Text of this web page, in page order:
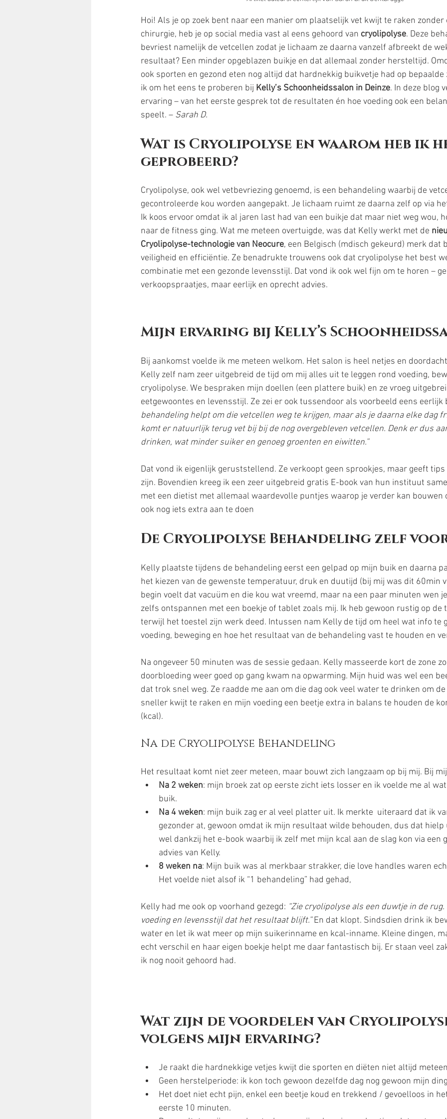
Hoi! Als je op zoek bent naar een manier om plaatselijk vet kwijt te raken
chirurgie, heb je op social media vast al eens gehoord van cryolipolyse. Deze
bevriest namelijk de vetcellen zodat je lichaam ze daarna vanzelf afbreekt de
resultaat? Een minder opgeblazen buikje en dat allemaal zonder hersteltijd.
ook sporten en gezond eten nog altijd dat hardnekkig buikvetje had op
ik om het eens te proberen bij Kelly’s Schoonheidssalon in Deinze. In deze blog
ervaring – van het eerste gesprek tot de resultaten én hoe voeding ook een
speelt. – Sarah D.
Wat is Cryolipolyse en waarom heb ik
geprobeerd?
Cryolipolyse, ook wel vetbevriezing genoemd, is een behandeling waarbij de
gecontroleerde kou worden aangepakt. Je lichaam ruimt ze daarna zelf op via
Ik koos ervoor omdat ik al jaren last had van een buikje dat maar niet weg wou,
naar de fitness ging. Wat me meteen overtuigde, was dat Kelly werkt met de
Cryolipolyse-technologie van Neocure, een Belgisch (mdisch gekeurd) merk dat
veiligheid en efficiëntie. Ze benadrukte trouwens ook dat cryolipolyse het best
combinatie met een gezonde levensstijl. Dat vond ik ook wel fijn om te horen –
verkoopspraatjes, maar eerlijk en oprecht advies.
Mijn ervaring bij Kelly’s
Bij aankomst voelde ik me meteen welkom. Het salon is heel netjes en
Kelly zelf nam zeer uitgebreid de tijd om mij alles uit te leggen rond voeding,
cryolipolyse. We bespraken mijn doellen (een plattere buik) en ze vroeg
eetgewoontes en levensstijl. Ze zei er ook tussendoor als voorbeeld eens eerlijk
behandeling helpt om die vetcellen weg te krijgen, maar als je daarna elke dag
komt er natuurlijk terug vet bij bij de nog overgebleven vetcellen. Denk er dus
drinken, wat minder suiker en genoeg groenten en eiwitten.”
Dat vond ik eigenlijk geruststellend. Ze verkoopt geen sprookjes, maar geeft
zijn. Bovendien kreeg ik een zeer uitgebreid gratis E-book van hun instituut
met een dietist met allemaal waardevolle puntjes waarop je verder kan
ook nog iets extra aan te doen
De Cryolipolyse Behandeling zelf
Kelly plaatste tijdens de behandeling eerst een gelpad op mijn buik en daarna
het kiezen van de gewenste temperatuur, druk en duutijd (bij mij was dit 60min
begin voelt dat vacuüm en die kou wat vreemd, maar na een paar minuten wen
zelfs ontspannen met een boekje of tablet zoals mij. Ik heb gewoon rustig op de
terwijl het toestel zijn werk deed. Intussen nam Kelly de tijd om heel wat info te
voeding, beweging en hoe het resultaat van de behandeling vast te houden en
Na ongeveer 50 minuten was de sessie gedaan. Kelly masseerde kort de zone
doorbloeding weer goed op gang kwam na opwarming. Mijn huid was wel een
dat trok snel weg. Ze raadde me aan om die dag ook veel water te drinken om
sneller kwijt te raken en mijn voeding een beetje extra in balans te houden de
(kcal).
Na de Cryolipolyse Behandeling
Het resultaat komt niet zeer meteen, maar bouwt zich langzaam op bij mij. Bij
Na 2 weken: mijn broek zat op eerste zicht iets losser en ik voelde me al
buik.
Na 4 weken: mijn buik zag er al veel platter uit. Ik merkte  uiteraard dat ik
gezonder at, gewoon omdat ik mijn resultaat wilde behouden, dus dat
wel dankzij het e-book waarbij ik zelf met mijn kcal aan de slag kon via een
advies van Kelly.
8 weken na: Mijn buik was al merkbaar strakker, die love handles waren
Het voelde niet alsof ik “1 behandeling” had gehad,
Kelly had me ook op voorhand gezegd: “Zie cryolipolyse als een duwtje in de
voeding en levensstijl dat het resultaat blijft.” En dat klopt. Sindsdien drink ik
water en let ik wat meer op mijn suikerinname en kcal-inname. Kleine dingen,
echt verschil en haar eigen boekje helpt me daar fantastisch bij. Er staan veel
ik nog nooit gehoord had.
Wat zijn de voordelen van
volgens mijn ervaring?
Je raakt die hardnekkige vetjes kwijt die sporten en diëten niet altijd
Geen herstelperiode: ik kon toch gewoon dezelfde dag nog gewoon mijn
Het doet niet echt pijn, enkel een beetje koud en trekkend / gevoelloos in
eerste 10 minuten.